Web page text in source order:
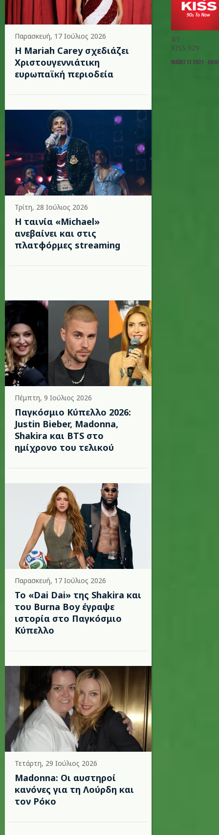
Παρασκευή, 17 Ιούλιος 2026
Η Mariah Carey σχεδιάζει
Χριστουγεννιάτικη
ευρωπαϊκή περιοδεία
Τρίτη, 28 Ιούλιος 2026
Η ταινία «Michael»
ανεβαίνει και στις
πλατφόρμες streaming
Πέμπτη, 9 Ιούλιος 2026
Παγκόσμιο Κύπελλο 2026:
Justin Bieber, Madonna,
Shakira και BTS στο
ημίχρονο του τελικού
Παρασκευή, 17 Ιούλιος 2026
To «Dai Dai» της Shakira και
του Burna Boy έγραψε
ιστορία στο Παγκόσμιο
Κύπελλο
Τετάρτη, 29 Ιούλιος 2026
Madonna: Οι αυστηροί
κανόνες για τη Λούρδη και
τον Ρόκο
BY
KISS 929
ΜΆΙΟΣ 11 2021 -